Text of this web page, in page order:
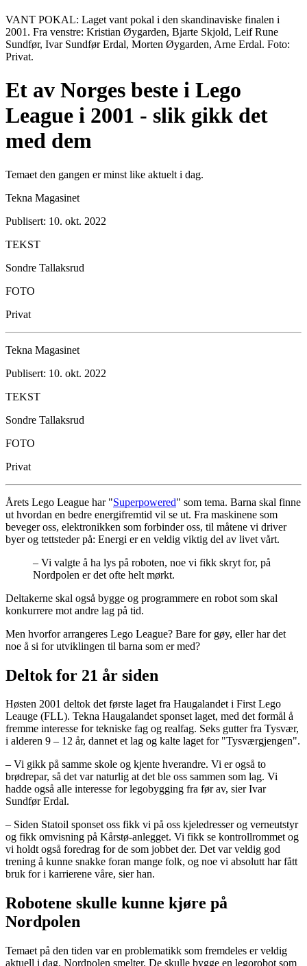
VANT POKAL: Laget vant pokal i den skandinaviske finalen i
2001. Fra venstre: Kristian Øygarden, Bjarte Skjold, Leif Rune
Sundfør, Ivar Sundfør Erdal, Morten Øygarden, Arne Erdal. Foto:
Privat.
Et av Norges beste i Lego
League i 2001 - slik gikk det
med dem
Temaet den gangen er minst like aktuelt i dag.
Tekna Magasinet
Publisert: 10. okt. 2022
TEKST
Sondre Tallaksrud
FOTO
Privat
Tekna Magasinet
Publisert: 10. okt. 2022
TEKST
Sondre Tallaksrud
FOTO
Privat
Årets Lego League har "Superpowered" som tema. Barna skal finne
ut hvordan en bedre energifremtid vil se ut. Fra maskinene som
beveger oss, elektronikken som forbinder oss, til måtene vi driver
byer og tettsteder på: Energi er en veldig viktig del av livet vårt.
– Vi valgte å ha lys på roboten, noe vi fikk skryt for, på
Nordpolen er det ofte helt mørkt.
Deltakerne skal også bygge og programmere en robot som skal
konkurrere mot andre lag på tid.
Men hvorfor arrangeres Lego League? Bare for gøy, eller har det
noe å si for utviklingen til barna som er med?
Deltok for 21 år siden
Høsten 2001 deltok det første laget fra Haugalandet i First Lego
Leauge (FLL). Tekna Haugalandet sponset laget, med det formål å
fremme interesse for tekniske fag og realfag. Seks gutter fra Tysvær,
i alderen 9 – 12 år, dannet et lag og kalte laget for "Tysværgjengen".
– Vi gikk på samme skole og kjente hverandre. Vi er også to
brødrepar, så det var naturlig at det ble oss sammen som lag. Vi
hadde også alle interesse for legobygging fra før av, sier Ivar
Sundfør Erdal.
– Siden Statoil sponset oss fikk vi på oss kjeledresser og verneutstyr
og fikk omvisning på Kårstø-anlegget. Vi fikk se kontrollrommet og
vi holdt også foredrag for de som jobbet der. Det var veldig god
trening å kunne snakke foran mange folk, og noe vi absolutt har fått
bruk for i karrierene våre, sier han.
Robotene skulle kunne kjøre på
Nordpolen
Temaet på den tiden var en problematikk som fremdeles er veldig
aktuell i dag. Nordpolen smelter. De skulle bygge en legorobot som